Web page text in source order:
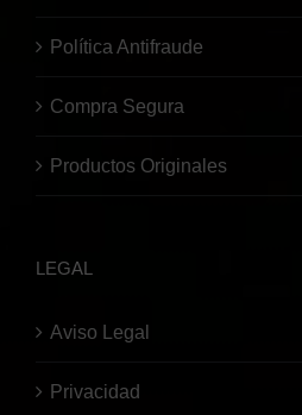
Política Antifraude
Compra Segura
Productos Originales
LEGAL
Aviso Legal
Privacidad